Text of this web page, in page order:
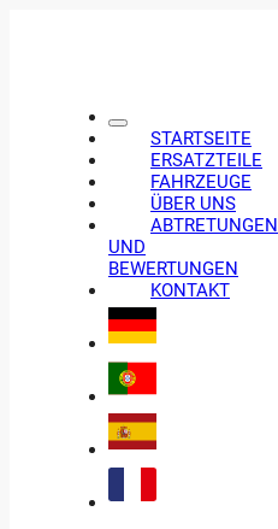
STARTSEITE
ERSATZTEILE
FAHRZEUGE
ÜBER UNS
ABTRETUNGEN
UND
BEWERTUNGEN
KONTAKT